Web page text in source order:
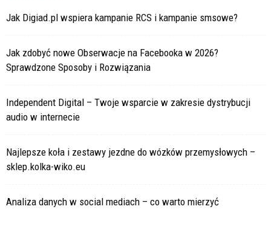
Jak Digiad.pl wspiera kampanie RCS i kampanie smsowe?
Jak zdobyć nowe Obserwacje na Facebooka w 2026?
Sprawdzone Sposoby i Rozwiązania
Independent Digital – Twoje wsparcie w zakresie dystrybucji
audio w internecie
Najlepsze koła i zestawy jezdne do wózków przemysłowych –
sklep.kolka-wiko.eu
Analiza danych w social mediach – co warto mierzyć